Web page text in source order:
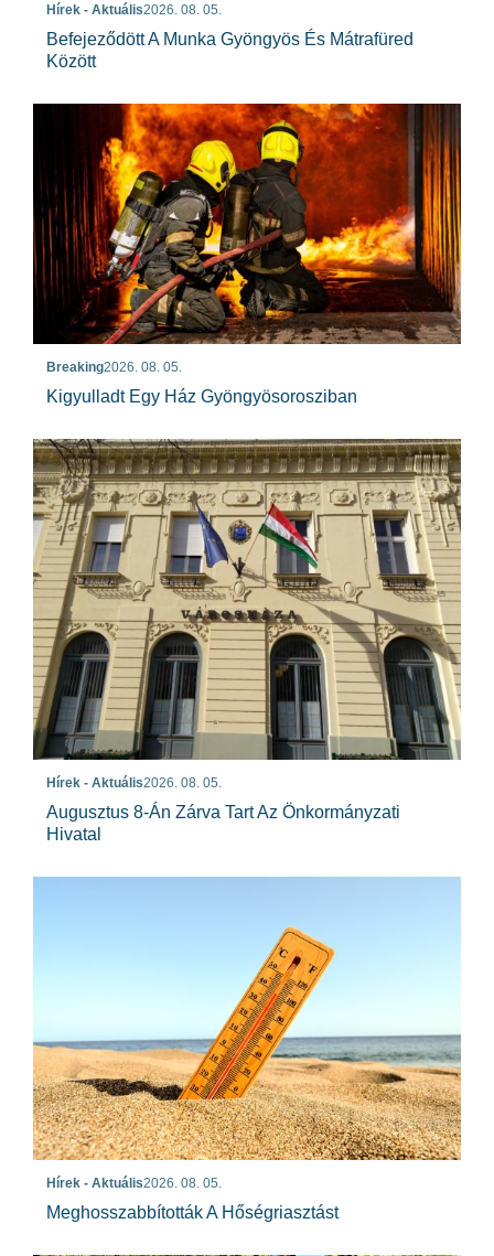
Hírek - Aktuális2026. 08. 05.
Befejeződött A Munka Gyöngyös És Mátrafüred
Között
Breaking2026. 08. 05.
Kigyulladt Egy Ház Gyöngyösorosziban
Hírek - Aktuális2026. 08. 05.
Augusztus 8-Án Zárva Tart Az Önkormányzati
Hivatal
Hírek - Aktuális2026. 08. 05.
Meghosszabbították A Hőségriasztást